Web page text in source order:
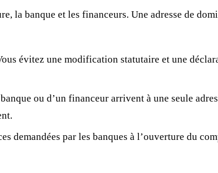
la banque et les financeurs. Une adresse de
évitez une modification statutaire et une
ou d’un financeur arrivent à une seule
par les banques à l’ouverture du